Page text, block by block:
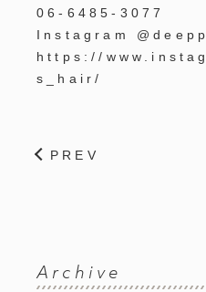
06-6485-3077
Instagram
https://
s_hair/
PREV
Archive